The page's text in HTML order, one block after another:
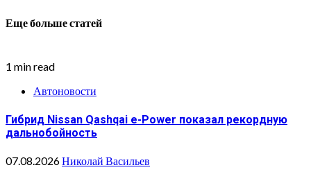
Еще больше статей
1 min read
Автоновости
Гибрид Nissan Qashqai e-Power показал рекордную
дальнобойность
07.08.2026Николай Васильев